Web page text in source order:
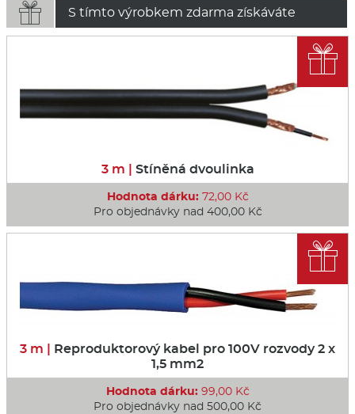
 S tímto výrobkem zdarma získáváte
3 m | Stíněná dvoulinka
Hodnota dárku:72,00 Kč
Pro objednávky nad 400,00 Kč

3 m | Reproduktorový kabel pro 100V rozvody 2 x
1,5 mm2
Hodnota dárku:99,00 Kč
Pro objednávky nad 500,00 Kč
